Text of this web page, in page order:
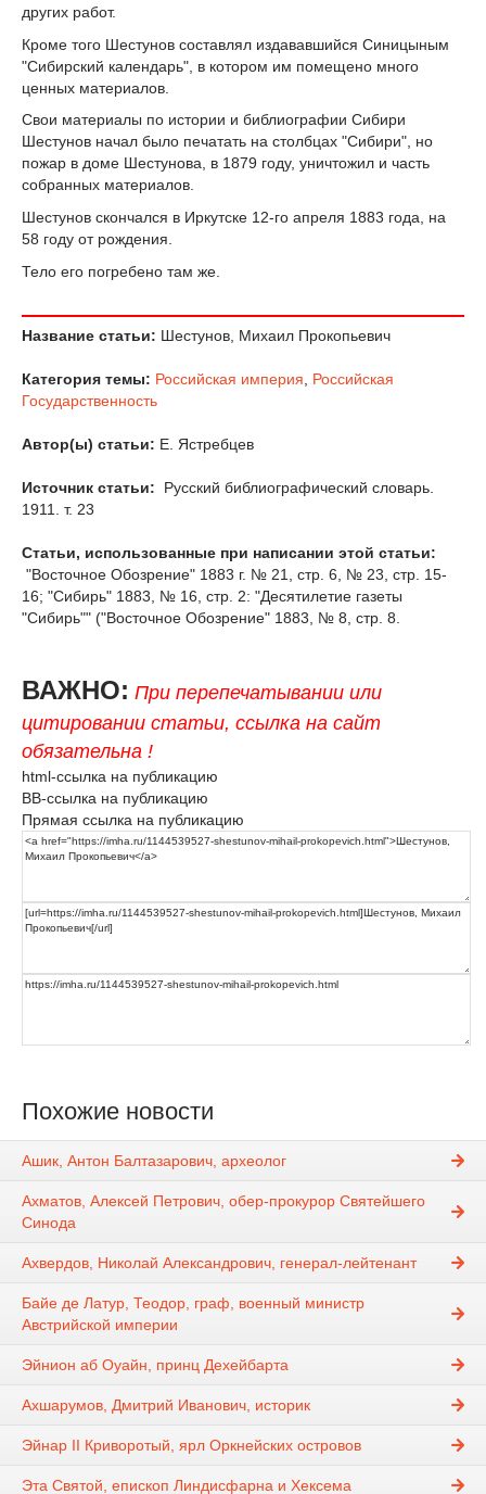
других работ.
Кроме того Шестунов составлял издававшийся Синицыным
"Сибирский календарь", в котором им помещено много
ценных материалов.
Свои материалы по истории и библиографии Сибири
Шестунов начал было печатать на столбцах "Сибири", но
пожар в доме Шестунова, в 1879 году, уничтожил и часть
собранных материалов.
Шестунов скончался в Иркутске 12-го апреля 1883 года, на
58 году от рождения.
Тело его погребено там же.
Название статьи: Шестунов, Михаил Прокопьевич
Категория темы: Российская империя
Российская
Государственность
Автор(ы) статьи: Е. Ястребцев
Источник статьи:
Русский библиографический словарь.
1911. т. 23
Статьи, использованные при написании этой статьи:
"Восточное Обозрение" 1883 г. № 21, стр. 6, № 23, стр. 15-
16; "Сибирь" 1883, № 16, стр. 2: "Десятилетие газеты
"Сибирь"" ("Восточное Обозрение" 1883, № 8, стр. 8.
ВАЖНО: При перепечатывании или
цитировании статьи, ссылка на сайт
обязательна !
html-ссылка на публикацию
BB-ссылка на публикацию
Прямая ссылка на публикацию
Похожие новости
Ашик, Антон Балтазарович, археолог
Ахматов, Алексей Петрович, обер-прокурор Святейшего
Синода
Ахвердов, Николай Александрович, генерал-лейтенант
Байе де Латур, Теодор, граф, военный министр
Австрийской империи
Эйнион аб Оуайн, принц Дехейбарта
Ахшарумов, Дмитрий Иванович, историк
Эйнар II Криворотый, ярл Оркнейских островов
Эта Святой, епископ Линдисфарна и Хексема